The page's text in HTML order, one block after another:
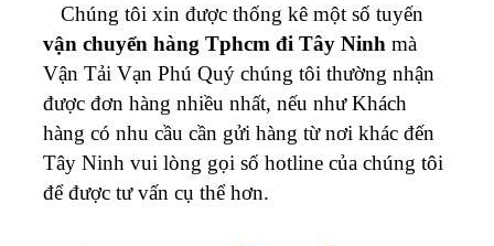
Chúng tôi xin được thống kê một số tuyến
vận chuyển hàng Tphcm đi Tây Ninh mà
Vận Tải Vạn Phú Quý chúng tôi thường nhận
được đơn hàng nhiều nhất, nếu như Khách
hàng có nhu cầu cần gửi hàng từ nơi khác đến
Tây Ninh vui lòng gọi số hotline của chúng tôi
để được tư vấn cụ thể hơn.